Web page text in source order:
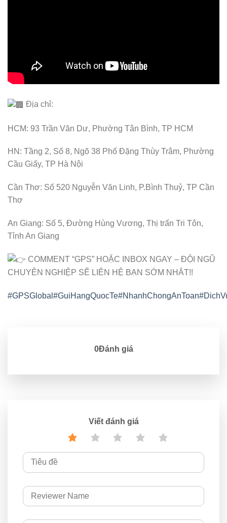
Địa chỉ:
HCM: 93 Trần Văn Dư, Phường Tân Bình, TP HCM
HN: Tầng 2, Số 8, Ngõ 38 Phố Đặng Thùy Trâm, Phường
Cầu Giấy, TP Hà Nội
Cần Thơ: Số 520 Nguyễn Văn Linh, P.Bình Thuỷ, TP Cần
Thơ
An Giang: Số 5, Đường Hùng Vương, Thị trấn Tri Tôn,
Tỉnh An Giang
COMMENT “GPS” HOẶC INBOX NGAY – ĐỘI NGŨ
CHUYÊN NGHIỆP SẼ LIÊN HỆ BẠN SỚM NHÂT!!
#GPSGlobal #GuiHangQuocTe#NhanhChongAnToan
0Đánh giá
Viết đánh giá